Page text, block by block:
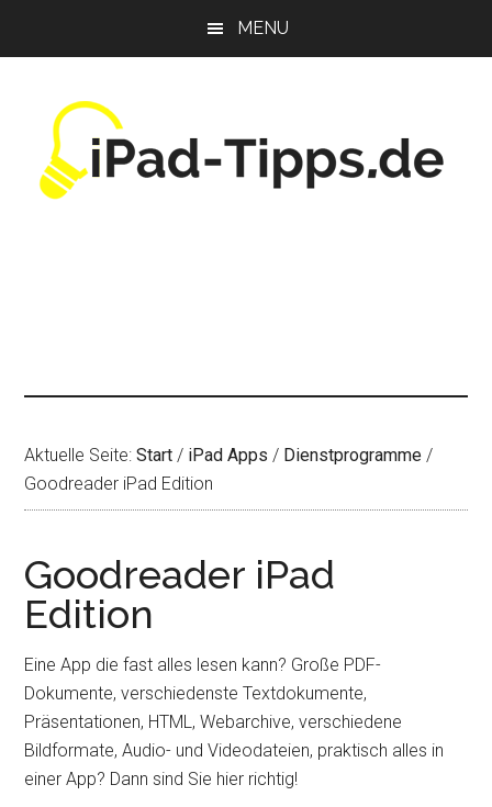
MENU
Aktuelle Seite:Start / iPad Apps / Dienstprogramme /
Goodreader iPad Edition
Goodreader iPad
Edition
Eine App die fast alles lesen kann? Große PDF-
Dokumente, verschiedenste Textdokumente,
Präsentationen, HTML, Webarchive, verschiedene
Bildformate, Audio- und Videodateien, praktisch alles in
einer App? Dann sind Sie hier richtig!